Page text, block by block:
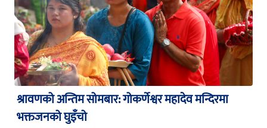
श्रावणको अन्तिम सोमबार: गोकर्णेश्वर महादेव मन्दिरमा
भक्तजनको घुइँचो